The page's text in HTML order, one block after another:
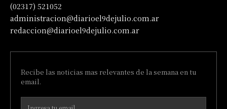
(02317) 521052
administracion@diarioel9dejulio.com.ar
redaccion@diarioel9dejulio.com.ar
Recibe las noticias mas relevantes de la semana en tu
email.